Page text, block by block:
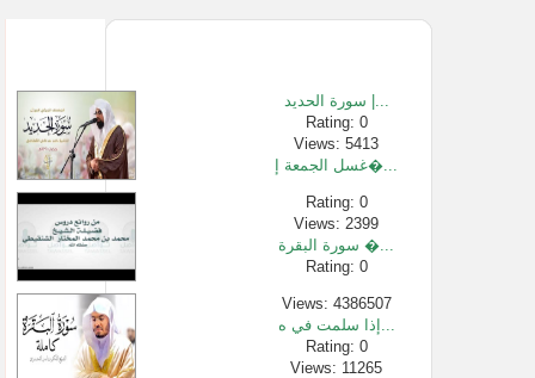
سورة الحديد |...
Rating: 0
Views: 5413
غسل الجمعة إ�...
Rating: 0
Views: 2399
سورة البقرة �...
Rating: 0
Views: 4386507
إذا سلمت في ه...
Rating: 0
Views: 11265